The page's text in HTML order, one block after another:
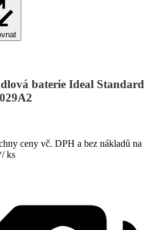
baterie Ideal Standard
ceny vč. DPH a bez nákladů na
/ ks